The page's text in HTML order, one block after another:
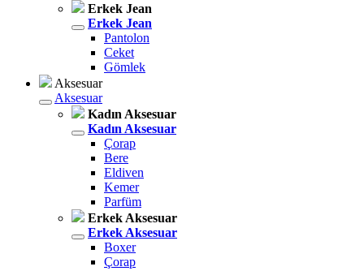
Erkek Jean
Erkek Jean
Pantolon
Ceket
Gömlek
Aksesuar
Aksesuar
Kadın Aksesuar
Kadın Aksesuar
Çorap
Bere
Eldiven
Kemer
Parfüm
Erkek Aksesuar
Erkek Aksesuar
Boxer
Çorap